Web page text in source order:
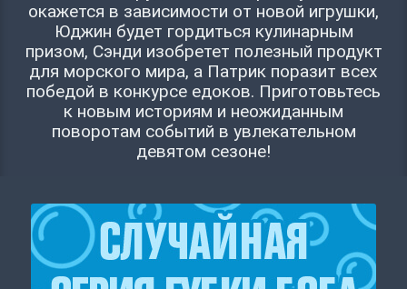
окажется в зависимости от новой игрушки,
Юджин будет гордиться кулинарным
призом, Сэнди изобретет полезный продукт
для морского мира, а Патрик поразит всех
победой в конкурсе едоков. Приготовьтесь
к новым историям и неожиданным
поворотам событий в увлекательном
девятом сезоне!